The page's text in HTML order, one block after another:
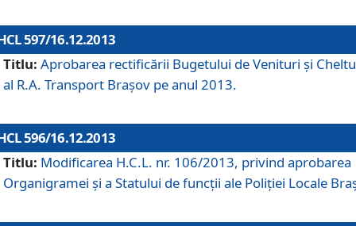
597/16.12.2013
Titlu: Aprobarea rectificării Bugetului de Venituri şi
al R.A. Transport Braşov pe anul 2013.
596/16.12.2013
Titlu: Modificarea H.C.L. nr. 106/2013, privind aprobarea
Organigramei şi a Statului de funcţii ale Poliţiei Locale